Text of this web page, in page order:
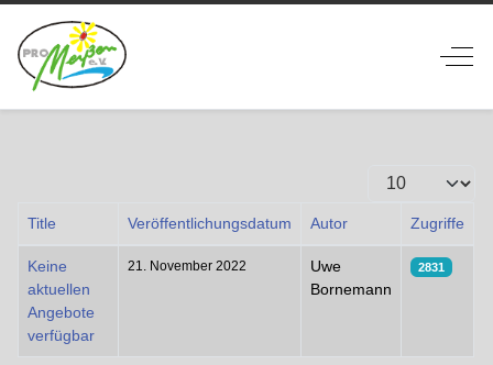
Off-
Anzeige #
Title Veröffentlichungsdatum Autor Zugriffe
Keine
aktuellen
Angebote
verfügbar
21. November 2022
Uwe
Bornemann
2831